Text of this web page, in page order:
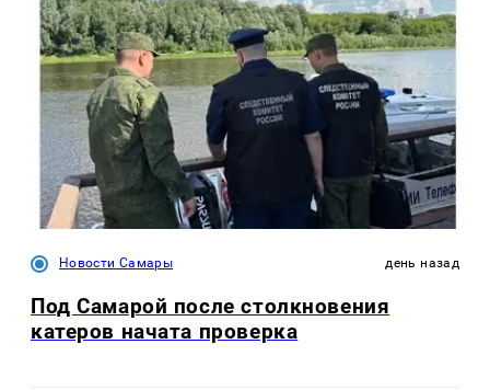
Новости Самары день назад
Под Самарой после столкновения
катеров начата проверка